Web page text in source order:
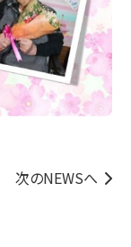
次のNEWSへ